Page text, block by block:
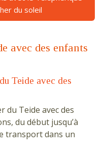
du soleil
avec des enfants
Teide avec des
du Teide avec des
du début jusqu’à
transport dans un